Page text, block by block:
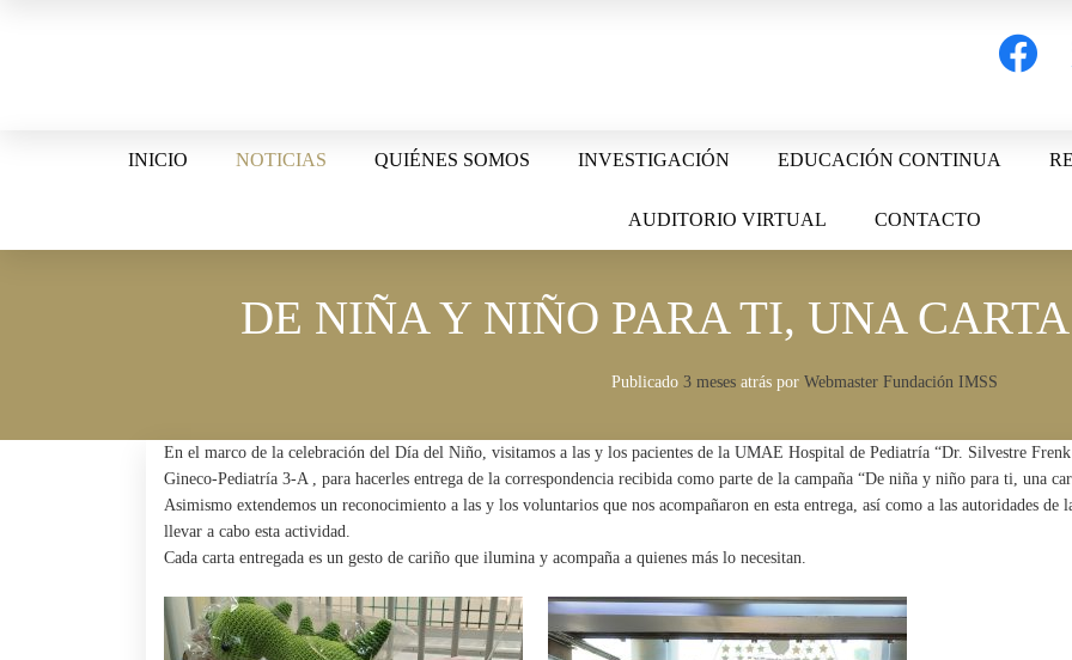
facebook
INICIO NOTICIAS QUIÉNES SOMOS INVESTIGACIÓN EDUCACIÓN CONTINUA
AUDITORIO VIRTUAL CONTACTO
DE NIÑA Y NIÑO PARA TI, UNA
Publicado 3 mesesatrás por Webmaster Fundación IMSS
En el marco de la celebración del Día del Niño, visitamos a las y los pacientes de la UMAE Hospital de Pediatría “Dr. Silvestre
Gineco-Pediatría 3-A , para hacerles entrega de la correspondencia recibida como parte de la campaña “De niña y niño para ti, una
Asimismo extendemos un reconocimiento a las y los voluntarios que nos acompañaron en esta entrega, así como a las autoridades
llevar a cabo esta actividad.
Cada carta entregada es un gesto de cariño que ilumina y acompaña a quienes más lo necesitan.